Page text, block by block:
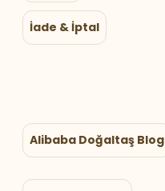
İade & İptal
Alibaba Doğaltaş Blog